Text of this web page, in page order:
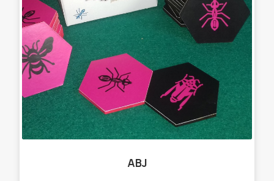
ABJ